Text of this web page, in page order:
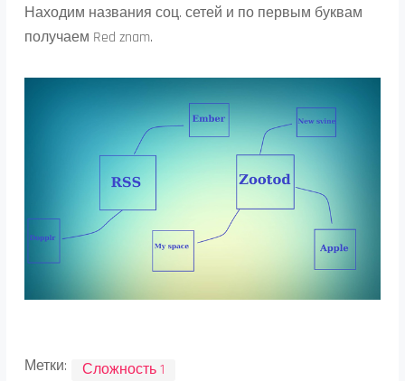
Находим названия соц. сетей и по первым буквам
получаем Red znam.
Метки: Сложность 1